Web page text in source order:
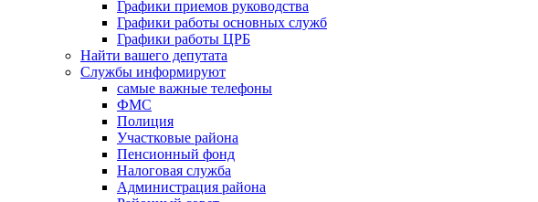
Графики приемов руководства
Графики работы основных служб
Графики работы ЦРБ
Найти вашего депутата
Службы информируют
самые важные телефоны
ФМС
Полиция
Участковые района
Пенсионный фонд
Налоговая служба
Администрация района